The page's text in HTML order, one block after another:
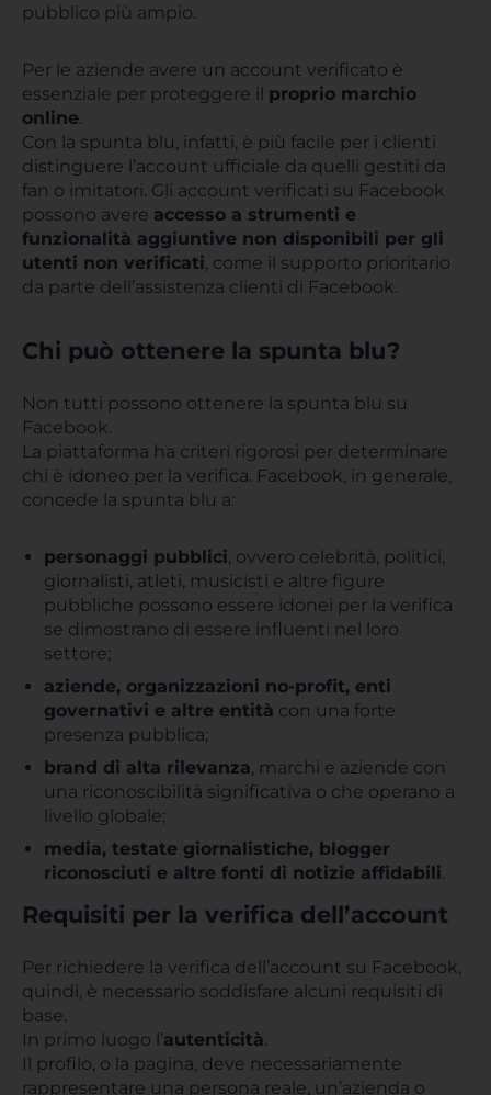
pubblico più ampio.
Per le aziende avere un account verificato è
essenziale per proteggere il proprio marchio
online.
Con la spunta blu, infatti, è più facile per i clienti
distinguere l’account ufficiale da quelli gestiti da
fan o imitatori. Gli account verificati su Facebook
possono avere accesso a strumenti e
funzionalità aggiuntive non disponibili per gli
utenti non verificati, come il supporto prioritario
da parte dell’assistenza clienti di Facebook.
Chi può ottenere la spunta blu?
Non tutti possono ottenere la spunta blu su
Facebook.
La piattaforma ha criteri rigorosi per determinare
chi è idoneo per la verifica. Facebook, in generale,
concede la spunta blu a:
personaggi pubblici, ovvero celebrità, politici,
giornalisti, atleti, musicisti e altre figure
pubbliche possono essere idonei per la verifica
se dimostrano di essere influenti nel loro
settore;
aziende, organizzazioni no-profit, enti
governativi e altre entità con una forte
presenza pubblica;
brand di alta rilevanza, marchi e aziende con
una riconoscibilità significativa o che operano a
livello globale;
media, testate giornalistiche, blogger
riconosciuti e altre fonti di notizie affidabili.
Requisiti per la verifica dell’account
Per richiedere la verifica dell’account su Facebook,
quindi, è necessario soddisfare alcuni requisiti di
base.
In primo luogo l’autenticità.
Il profilo, o la pagina, deve necessariamente
rappresentare una persona reale, un’azienda o